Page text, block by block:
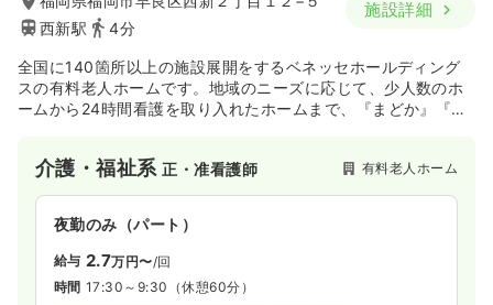
西新駅
4分
施設詳細
全国に140箇所以上の施設展開をするベネッセホールディング
スの有料老人ホームです。地域のニーズに応じて、少人数のホ
ームから24時間看護を取り入れたホームまで、『まどか』『く
介護・福祉系正・准看護師 有料老人ホーム
夜勤のみ（パート）
給与 2.7万円〜/回
時間 17:30～9:30 （休憩60分）